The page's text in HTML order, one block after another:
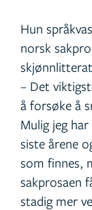
Hun
norsk
– Det
å forsøke å
Mulig jeg
siste årene
som finnes,
sakprosaen
stadig mer